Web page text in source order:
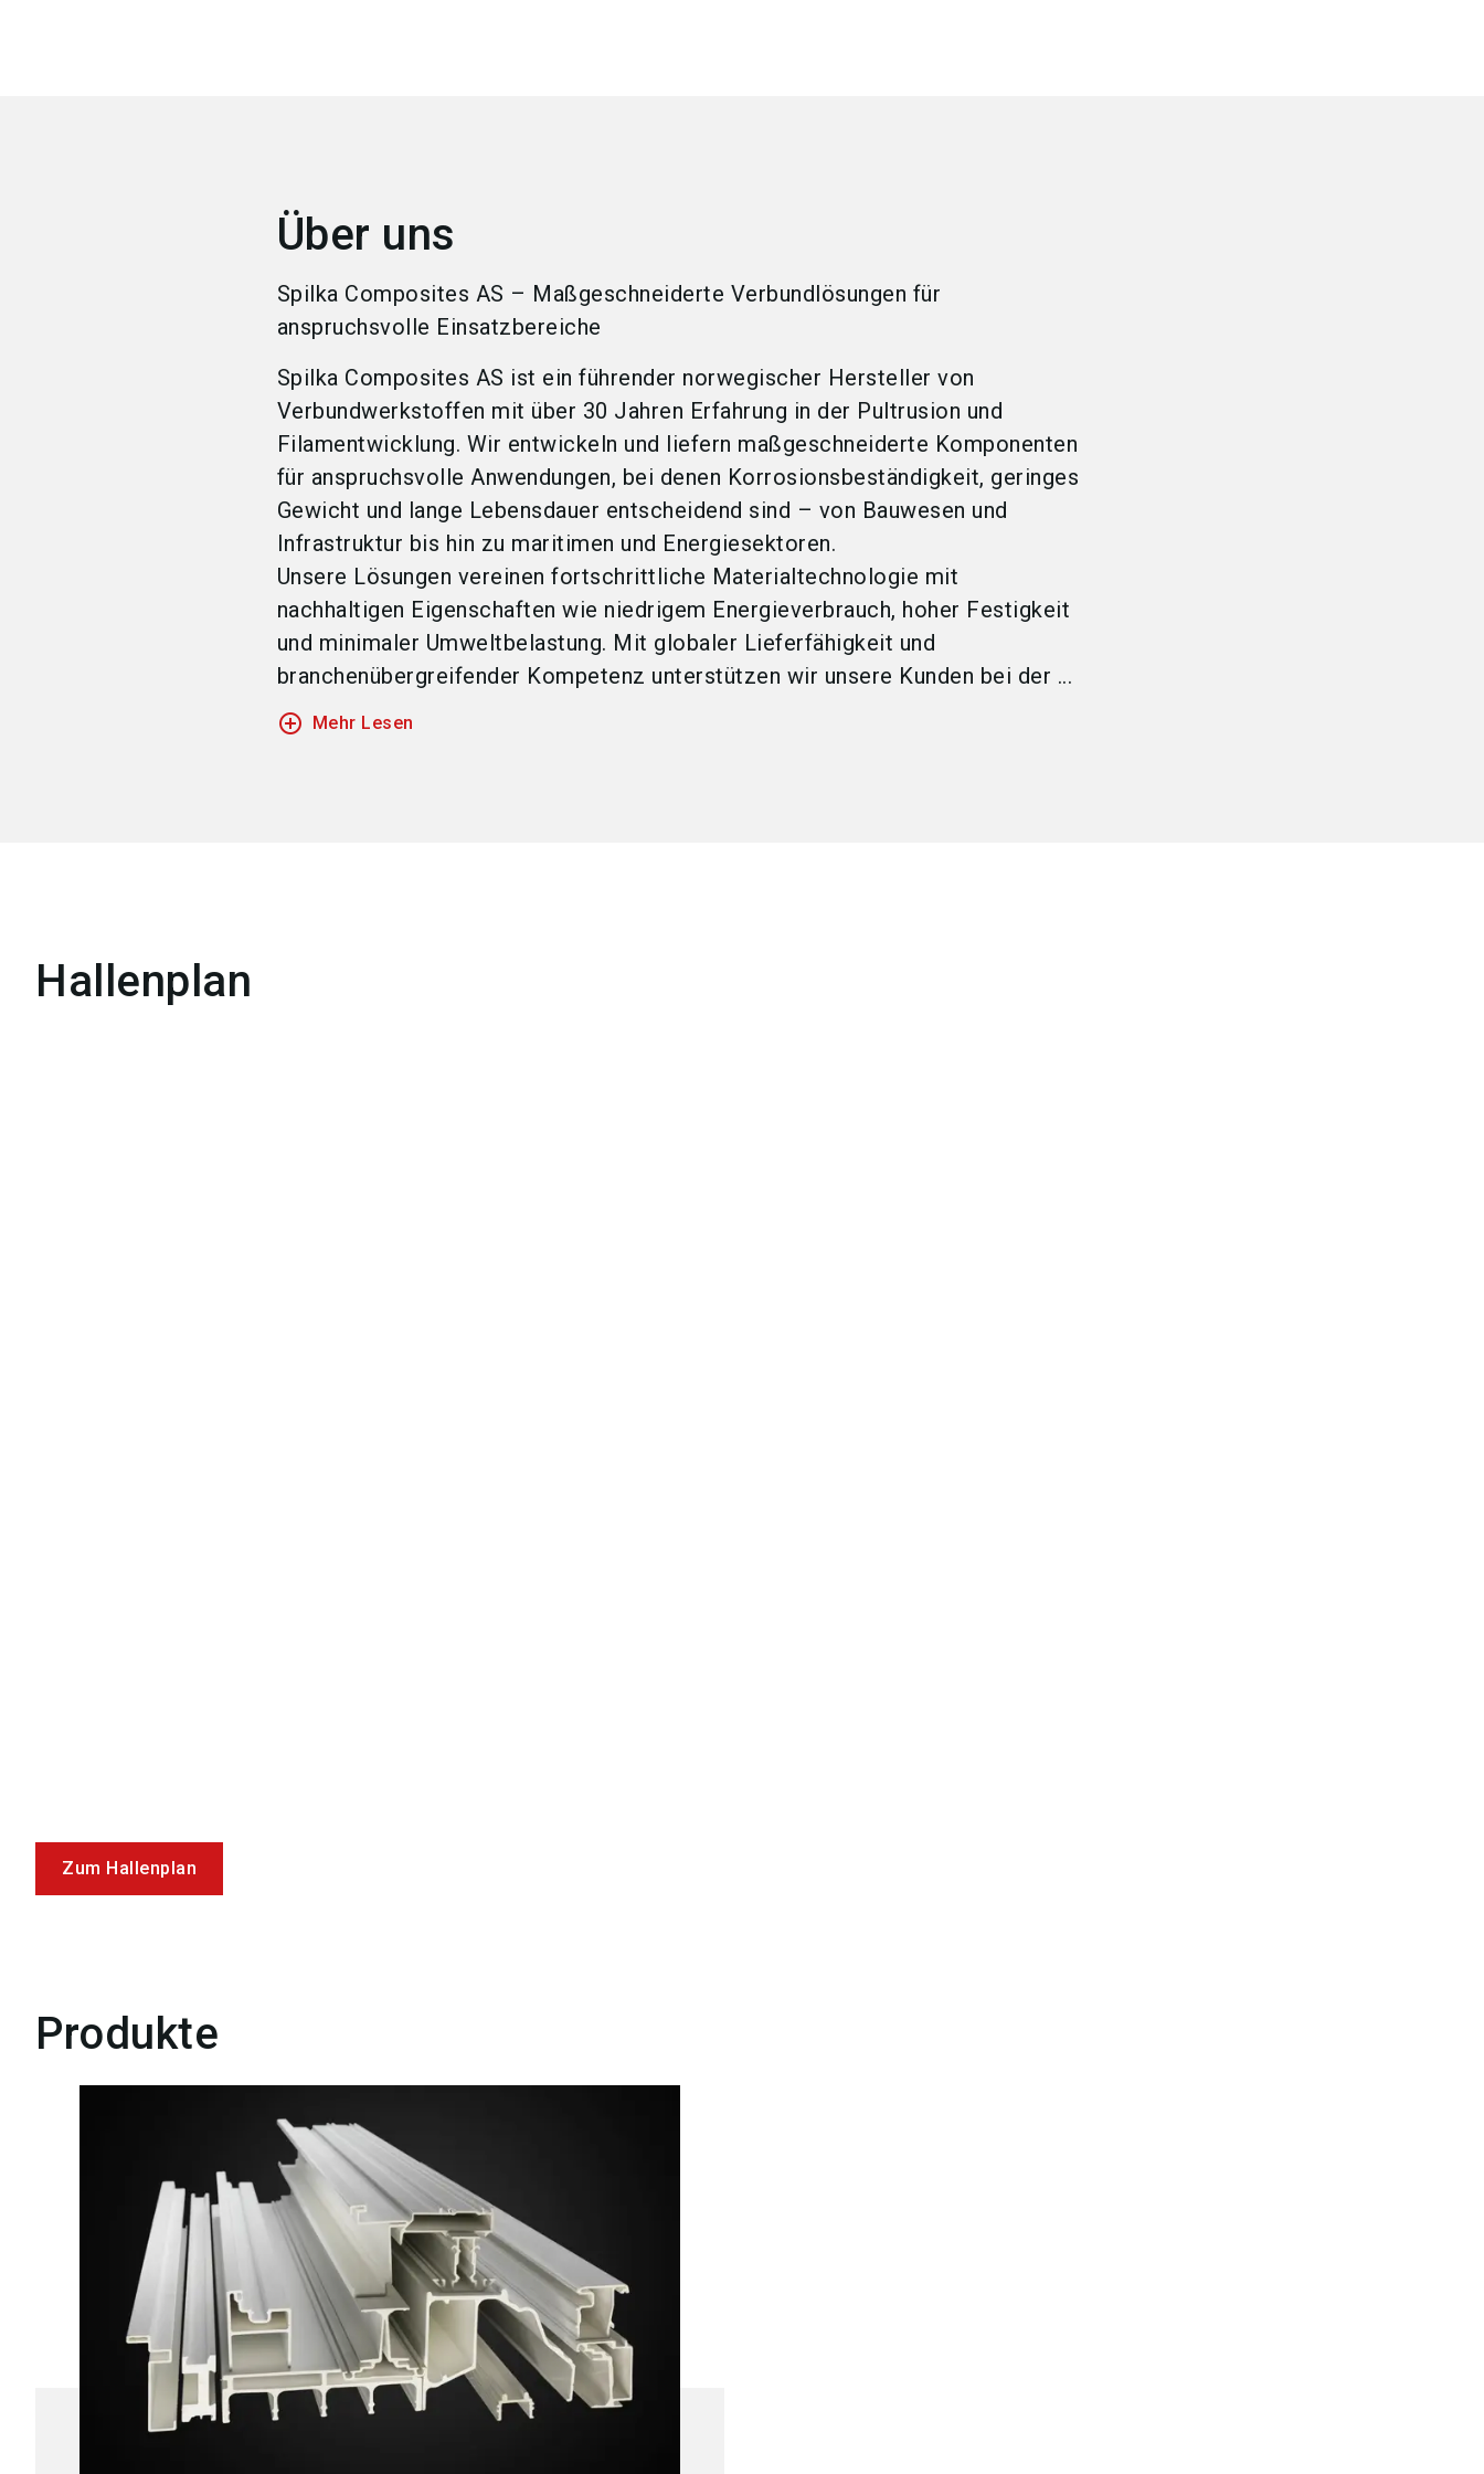
Über uns
Spilka Composites AS – Maßgeschneiderte Verbundlösungen für
anspruchsvolle Einsatzbereiche
Spilka Composites AS ist ein führender norwegischer Hersteller von
Verbundwerkstoffen mit über 30 Jahren Erfahrung in der Pultrusion und
Filamentwicklung. Wir entwickeln und liefern maßgeschneiderte Komponenten
für anspruchsvolle Anwendungen, bei denen Korrosionsbeständigkeit, geringes
Gewicht und lange Lebensdauer entscheidend sind – von Bauwesen und
Infrastruktur bis hin zu maritimen und Energiesektoren.
Unsere Lösungen vereinen fortschrittliche Materialtechnologie mit
nachhaltigen Eigenschaften wie niedrigem Energieverbrauch, hoher Festigkeit
und minimaler Umweltbelastung. Mit globaler Lieferfähigkeit und
branchenübergreifender Kompetenz unterstützen wir unsere Kunden bei der ...
add_circle_outline Mehr Lesen
Hallenplan
Zum Hallenplan
Produkte